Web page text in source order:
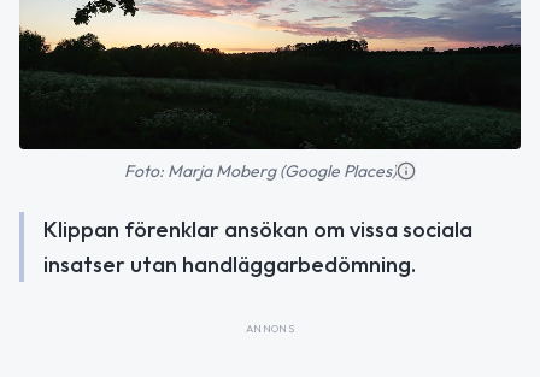
Foto: Marja Moberg (Google Places)
Klippan förenklar ansökan om vissa sociala
insatser utan handläggarbedömning.
ANNONS